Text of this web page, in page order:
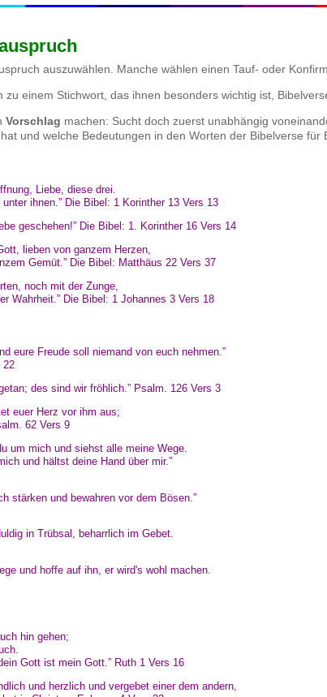
auszuwählen. Manche wählen einen Tauf- oder
einem Stichwort, das ihnen besonders wichtig ist,
Vorschlag machen: Sucht doch zuerst unabhängig
und welche Bedeutungen in den Worten der Bibelverse für
Liebe, diese drei.
ihnen.” Die Bibel: 1 Korinther 13 Vers 13
geschehen!” Die Bibel: 1. Korinther 16 Vers 14
lieben von ganzem Herzen,
Gemüt.” Die Bibel: Matthäus 22 Vers 37
noch mit der Zunge,
Wahrheit.” Die Bibel: 1 Johannes 3 Vers 18
eure Freude soll niemand von euch nehmen.”
22
des sind wir fröhlich.” Psalm. 126 Vers 3
euer Herz vor ihm aus;
62 Vers 9
um mich und siehst alle meine Wege.
und hältst deine Hand über mir.”
stärken und bewahren vor dem Bösen.”
in Trübsal, beharrlich im Gebet.
und hoffe auf ihn, er wird's wohl machen.
hin gehen;
Gott ist mein Gott.” Ruth 1 Vers 16
und herzlich und vergebet einer dem andern,